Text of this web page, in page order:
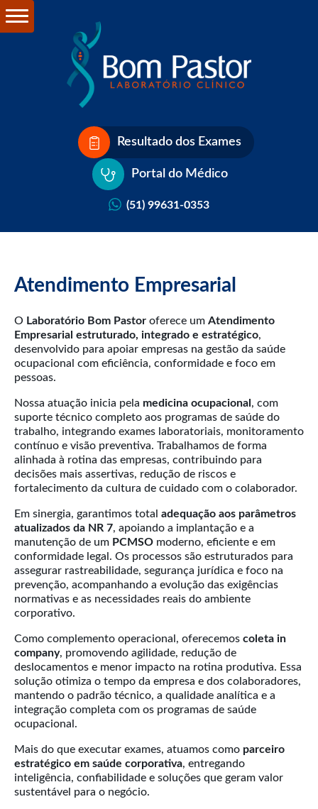
Resultado dos Exames
Portal do Médico
(51) 99631-0353
Atendimento Empresarial
O Laboratório Bom Pastor oferece um Atendimento
Empresarial estruturado, integrado e estratégico,
desenvolvido para apoiar empresas na gestão da saúde
ocupacional com eficiência, conformidade e foco em
pessoas.
Nossa atuação inicia pela medicina ocupacional , com
suporte técnico completo aos programas de saúde do
trabalho, integrando exames laboratoriais, monitoramento
contínuo e visão preventiva. Trabalhamos de forma
alinhada à rotina das empresas, contribuindo para
decisões mais assertivas, redução de riscos e
fortalecimento da cultura de cuidado com o colaborador.
Em sinergia, garantimos total adequação aos parâmetros
atualizados da NR 7, apoiando a implantação e a
manutenção de um PCMSO moderno, eficiente e em
conformidade legal. Os processos são estruturados para
assegurar rastreabilidade, segurança jurídica e foco na
prevenção, acompanhando a evolução das exigências
normativas e as necessidades reais do ambiente
corporativo.
Como complemento operacional, oferecemos coleta in
company, promovendo agilidade, redução de
deslocamentos e menor impacto na rotina produtiva. Essa
solução otimiza o tempo da empresa e dos colaboradores,
mantendo o padrão técnico, a qualidade analítica e a
integração completa com os programas de saúde
ocupacional.
Mais do que executar exames, atuamos como parceiro
estratégico em saúde corporativa, entregando
inteligência, confiabilidade e soluções que geram valor
sustentável para o negócio.